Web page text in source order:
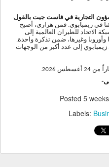
التجارية في فاست جيت بالقول:
في زيمبابوي. فمن هراري، أصبح
الاتحاد للطيران العالمية إلى
وغيرها، ضمن تذكرة واحدة.
إلى عدد أكبر من الوجهات
2026.
-
Posted 5
Labels: